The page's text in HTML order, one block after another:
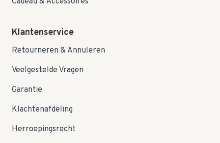
Klantenservice
Retourneren & Annuleren
Veelgestelde Vragen
Garantie
Klachtenafdeling
Herroepingsrecht